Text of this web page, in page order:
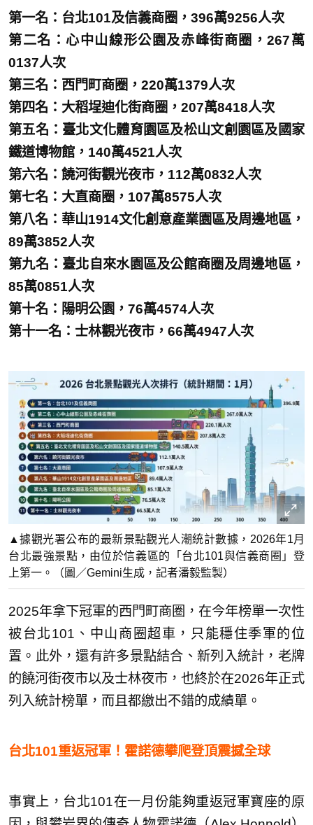
第一名：台北101及信義商圈，396萬9256人次
第二名：心中山線形公園及赤峰街商圈，267萬
0137人次
第三名：西門町商圈，220萬1379人次
第四名：大稻埕迪化街商圈，207萬8418人次
第五名：臺北文化體育園區及松山文創園區及國家
鐵道博物館，140萬4521人次
第六名：饒河街觀光夜市，112萬0832人次
第七名：大直商圈，107萬8575人次
第八名：華山1914文化創意產業園區及周邊地區，
89萬3852人次
第九名：臺北自來水園區及公館商圈及周邊地區，
85萬0851人次
第十名：陽明公園，76萬4574人次
第十一名：士林觀光夜市，66萬4947人次
▲據觀光署公布的最新景點觀光人潮統計數據，2026年1月
台北最強景點，由位於信義區的「台北101與信義商圈」登
上第一。（圖／Gemini生成，記者潘毅監製）
2025年拿下冠軍的西門町商圈，在今年榜單一次性
被台北101、中山商圈超車，只能穩住季軍的位
置。此外，還有許多景點結合、新列入統計，老牌
的饒河街夜市以及士林夜市，也終於在2026年正式
列入統計榜單，而且都繳出不錯的成績單。
台北101重返冠軍！霍諾德攀爬登頂震撼全球
事實上，台北101在一月份能夠重返冠軍寶座的原